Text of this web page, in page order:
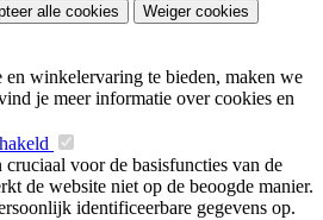
alle cookies Weiger cookies
en winkelervaring te bieden, maken we
je meer informatie over cookies en
voor de basisfuncties van de
de website niet op de beoogde manier.
identificeerbare gegevens op.